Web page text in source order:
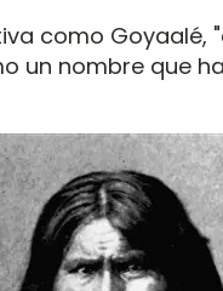
como Goyaalé,
un nombre que